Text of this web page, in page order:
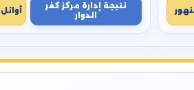
نتيجة إدارة مركز كفر
الدوار